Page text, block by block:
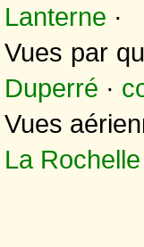
Lanterne ·
Vues par
Duperré ·
Vues
La